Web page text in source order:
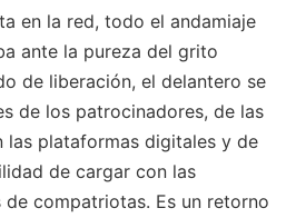
en la red, todo el andamiaje
ante la pureza del grito
de liberación, el delantero se
de los patrocinadores, de las
las plataformas digitales y de
de cargar con las
de compatriotas. Es un retorno